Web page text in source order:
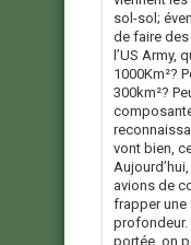
sol-sol;
de faire des
l’US Army,
1000Km²?
300km²?
vont bien,
avions de
frapper une
portée, on